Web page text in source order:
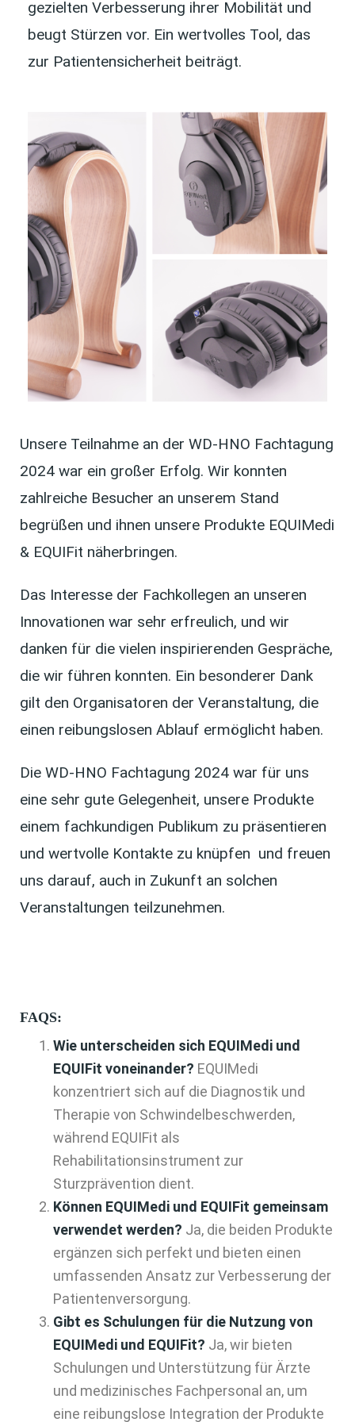
gezielten Verbesserung ihrer Mobilität und
beugt Stürzen vor. Ein wertvolles Tool, das
zur Patientensicherheit beiträgt.
Unsere Teilnahme an der WD-HNO Fachtagung
2024 war ein großer Erfolg. Wir konnten
zahlreiche Besucher an unserem Stand
begrüßen und ihnen unsere Produkte EQUIMedi
& EQUIFit näherbringen.
Das Interesse der Fachkollegen an unseren
Innovationen war sehr erfreulich, und wir
danken für die vielen inspirierenden Gespräche,
die wir führen konnten. Ein besonderer Dank
gilt den Organisatoren der Veranstaltung, die
einen reibungslosen Ablauf ermöglicht haben.
Die WD-HNO Fachtagung 2024 war für uns
eine sehr gute Gelegenheit, unsere Produkte
einem fachkundigen Publikum zu präsentieren
und wertvolle Kontakte zu knüpfen und freuen
uns darauf, auch in Zukunft an solchen
Veranstaltungen teilzunehmen.
FAQS:
Wie unterscheiden sich EQUIMedi und
EQUIFit voneinander? EQUIMedi
konzentriert sich auf die Diagnostik und
Therapie von Schwindelbeschwerden,
während EQUIFit als
Rehabilitationsinstrument zur
Sturzprävention dient.
Können EQUIMedi und EQUIFit gemeinsam
verwendet werden? Ja, die beiden Produkte
ergänzen sich perfekt und bieten einen
umfassenden Ansatz zur Verbesserung der
Patientenversorgung.
Gibt es Schulungen für die Nutzung von
EQUIMedi und EQUIFit? Ja, wir bieten
Schulungen und Unterstützung für Ärzte
und medizinisches Fachpersonal an, um
eine reibungslose Integration der Produkte